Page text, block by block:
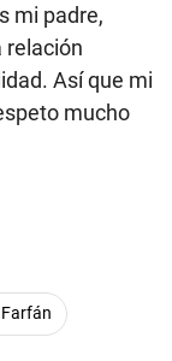
mi padre,
relación
Así que mi
mucho